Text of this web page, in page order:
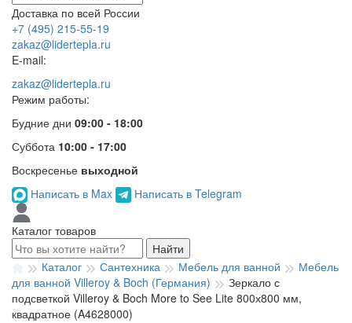
Доставка по всей России
+7 (495) 215-55-19
zakaz@lidertepla.ru
E-mail:
zakaz@lidertepla.ru
Режим работы:
Будние дни 09:00 - 18:00
Суббота 10:00 - 17:00
Воскресенье выходной
Написать в Max
Написать в Telegram
Каталог товаров
Найти
Каталог
Сантехника Мебель для ванной
Мебель
для ванной Villeroy & Boch (Германия)
Зеркало с
подсветкой Villeroy & Boch More to See Lite 800х800 мм,
квадратное (A4628000)